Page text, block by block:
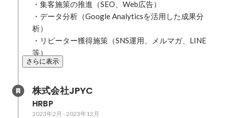
・集客施策の推進（SEO、Web広告）
・データ分析（Google Analyticsを活用した成果分
析）
・リピーター獲得施策（SNS運用、メルマガ、LINE
等）
さらに表示
株式会社JPYC
HRBP
2023年2月 -2023年12月